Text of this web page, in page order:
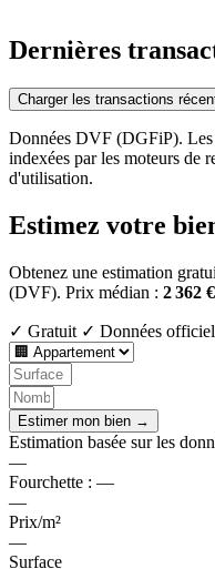
Dernières
Charger les transactions
Données DVF (DGFiP). Les
indexées par les moteurs de
d'utilisation.
Estimez votre
Obtenez une estimation
(DVF). Prix médian : 2 362
✓ Gratuit ✓ Données
Estimer mon bien →
Estimation basée sur les
—
Fourchette : —
—
Prix/m²
—
Surface